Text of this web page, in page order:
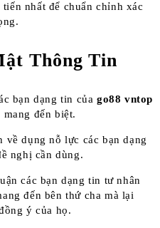
nhất để chuẩn chỉnh xác
Thông Tin
bạn dạng tin của go88 vntop
đến biệt.
về dụng nỗ lực các bạn dạng
nghị cần dùng.
các bạn dạng tin tư nhân
đến bên thứ cha mà lại
ý của họ.